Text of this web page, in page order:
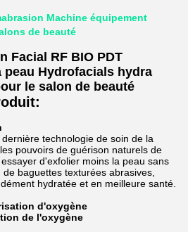
Machine équipement
de beauté
Facial RF BIO PDT
peau Hydrofacials hydra
le salon de beauté
technologie de soin de la
pouvoirs de guérison naturels de
d'exfolier moins la peau sans
baguettes texturées abrasives,
hydratée et en meilleure santé.
d'oxygène
de l'oxygène